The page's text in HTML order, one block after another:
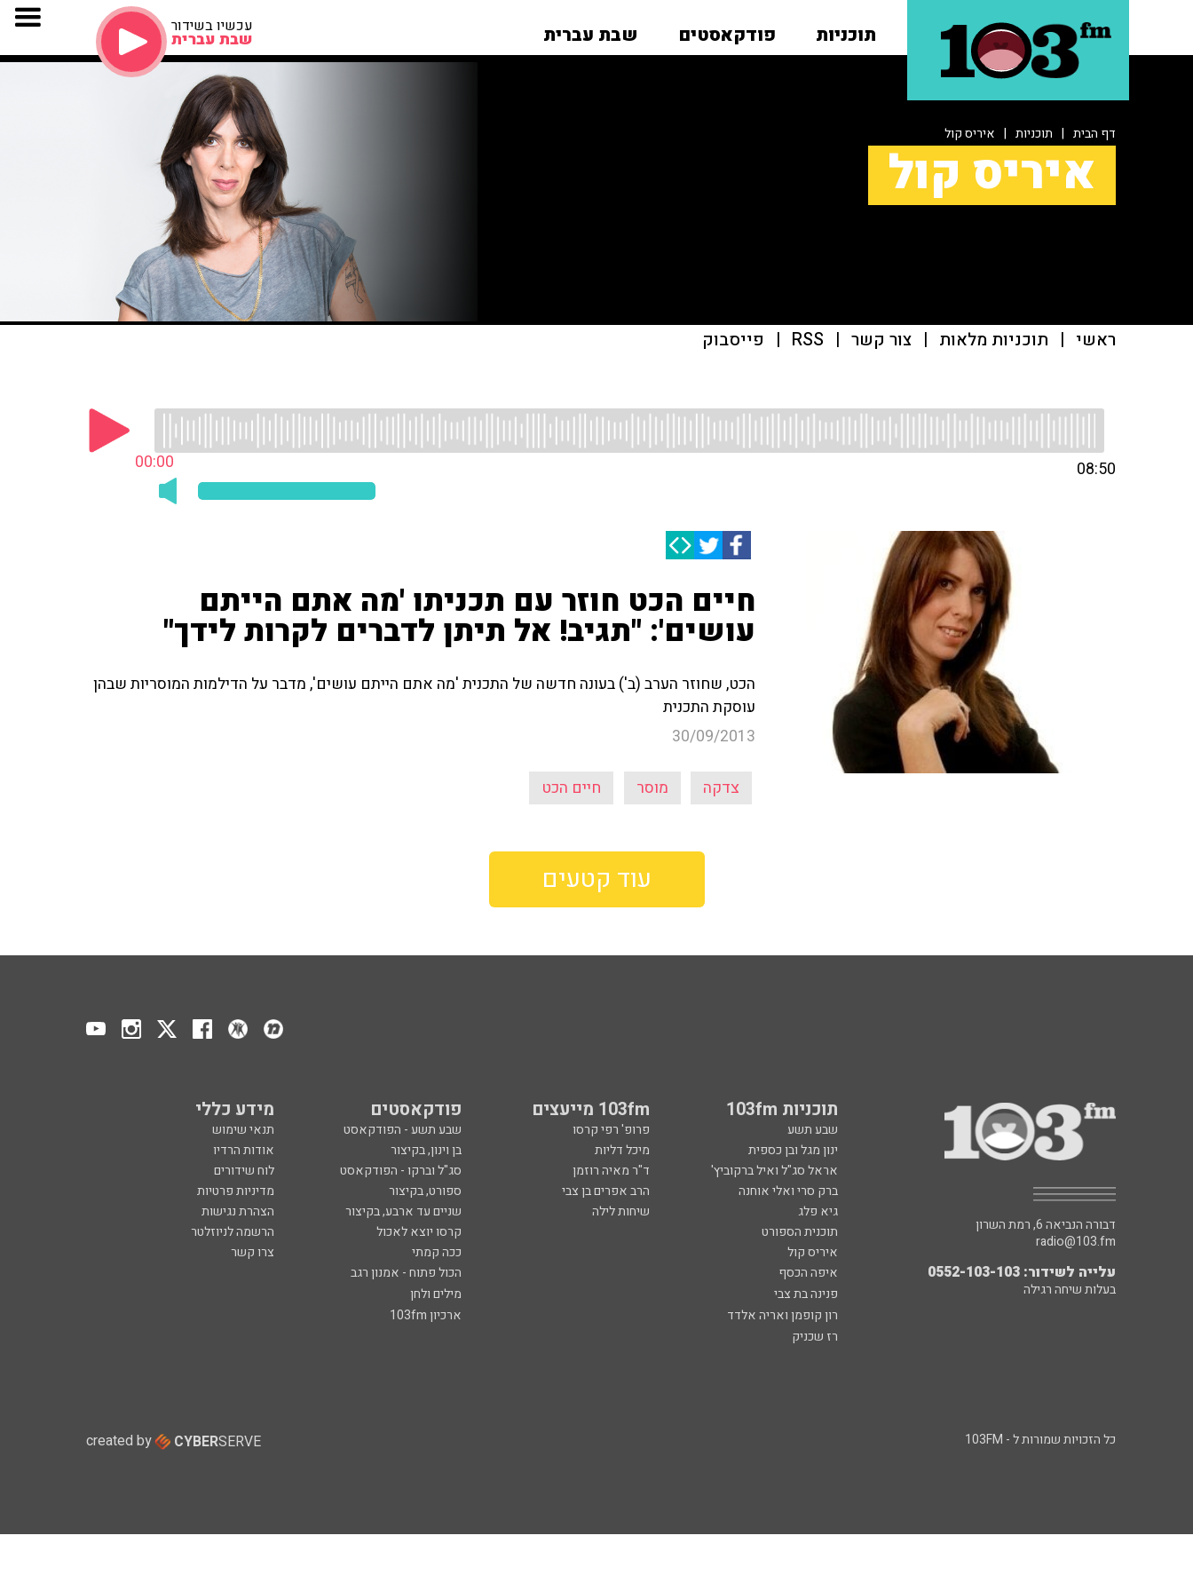
תוכניות פודקאסטים שבת עברית עכשיו בשידור
שבת עברית
דף הבית | תוכניות | איריס קול
איריס קול
ראשי | תוכניות מלאות | צור קשר |
RSS
| פייסבוק
00:00 08:50
חיים הכט חוזר עם תכניתו 'מה אתם הייתם
עושים': "תגיב! אל תיתן לדברים לקרות לידך"
הכט, שחוזר הערב (ב') בעונה חדשה של התכנית 'מה אתם הייתם עושים', מדבר על הדילמות המוסריות שבהן
עוסקת התכנית
30/09/2013
צדקה מוסר חיים הכט
עוד קטעים
תוכניות 103fm 103fm מייעצים פודקאסטים מידע כללי
שבע תשע פרופ' רפי קרסו שבע תשע - הפודקאסט
תנאי שימוש
ינון מגל ובן כספית
מיכל דליות בן וינון, בקיצור
אודות הרדיו
אראל סג"ל ואיל ברקוביץ'
ד"ר מאיה רוזמן סג"ל וברקו - הפודקאסט
לוח שידורים
ברק סרי ואלי אוחנה
הרב אפרים בן צבי ספורט, בקיצור
מדיניות פרטיות
גיא פלג
שיחות לילה שניים עד ארבע, בקיצור
הצהרת נגישות
תוכנית הספורט
קרסו יוצא לאכול
הרשמה לניוזלטר
איריס קול
ככה קמתי
צרו קשר
איפה הכסף
הכול פתוח - אמנון רגב
פנינה בת צבי
מילים ולחן
רון קופמן ואריה אלדד
ארכיון 103fm
רז שכניק
דבורה הנביאה 6, רמת השרון
radio@103.fm
עלייה לשידור: 0552-103-103
בעלות שיחה רגילה
כל הזכויות שמורות ל - 103FM created by CYBERSERVE